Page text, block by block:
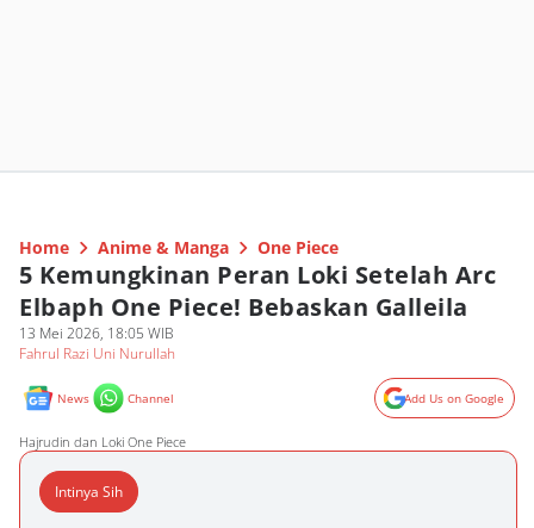
Home Anime & Manga One Piece
5 Kemungkinan Peran Loki Setelah Arc
Elbaph One Piece! Bebaskan Galleila
13 Mei 2026, 18:05 WIB
Fahrul Razi Uni Nurullah
News Channel Add Us on Google
Hajrudin dan Loki One Piece
Intinya Sih